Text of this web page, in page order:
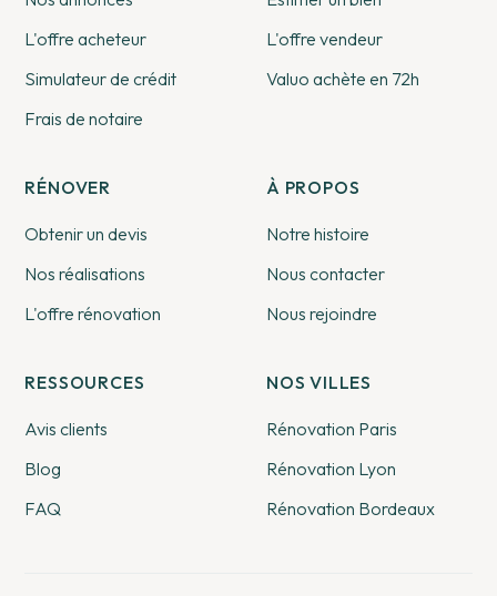
L'offre acheteur
Simulateur de crédit
Frais de notaire
L'offre vendeur
Valuo achète en 72h
RÉNOVER
Obtenir un devis
Nos réalisations
L'offre rénovation
À PROPOS
Notre histoire
Nous contacter
Nous rejoindre
RESSOURCES
Avis clients
Blog
FAQ
NOS VILLES
Rénovation Paris
Rénovation Lyon
Rénovation Bordeaux